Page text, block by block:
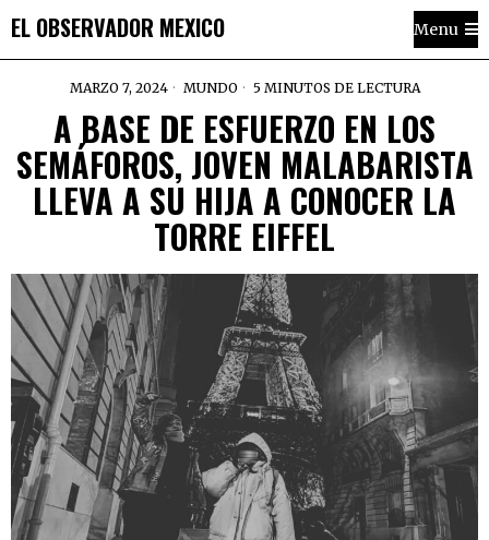
EL OBSERVADOR MEXICO Menu
MARZO 7, 2024 MUNDO 5 MINUTOS DE LECTURA
A BASE DE ESFUERZO EN LOS
SEMÁFOROS, JOVEN MALABARISTA
LLEVA A SU HIJA A CONOCER LA
TORRE EIFFEL